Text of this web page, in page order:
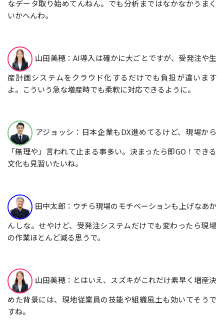
なデータ取り始めてんねん。でも分析まではなかなかうまく
いかへんわ。
山田美穂：AI導入は確かに大ごとですが、受発注や生
産計画システムをクラウド化するだけでも負担が違います
よ。こういう急な増産時でも柔軟に対応できるように。
アジョッシ：日本企業もDX進めてるけど、現場から
「無理や」言われて止まる事多い。決まったら即GO！できる
文化も見習いたいね。
田中太郎：ウチら現場のモチベーションも上げなあか
んしな。せやけど、受発注システムだけでも変わったら現場
の作業ほとんど減る思うで。
山田美穂：とはいえ、スズキがこれだけ素早く増産決
めた背景には、現地従業員の技能や組織風土も効いてそうで
すね。